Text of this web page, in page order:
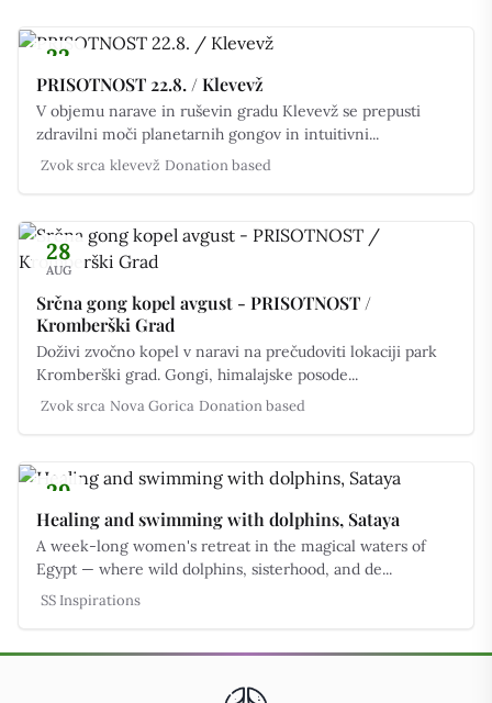
22
AUG
PRISOTNOST 22.8. / Klevevž
V objemu narave in ruševin gradu Klevevž se prepusti
zdravilni moči planetarnih gongov in intuitivni...
Zvok srca klevevž Donation based
28
AUG
Srčna gong kopel avgust - PRISOTNOST /
Kromberški Grad
Doživi zvočno kopel v naravi na prečudoviti lokaciji park
Kromberški grad. Gongi, himalajske posode...
Zvok srca Nova Gorica Donation based
29
AUG
Healing and swimming with dolphins, Sataya
A week-long women's retreat in the magical waters of
Egypt — where wild dolphins, sisterhood, and de...
SS Inspirations